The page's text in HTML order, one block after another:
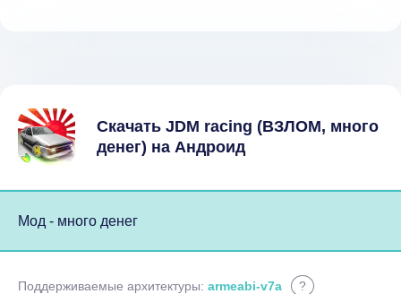
Скачать JDM racing (ВЗЛОМ, много
денег) на Андроид
Мод - много денег
Поддерживаемые архитектуры: armeabi-v7a ?